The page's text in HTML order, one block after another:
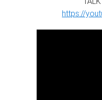
https://